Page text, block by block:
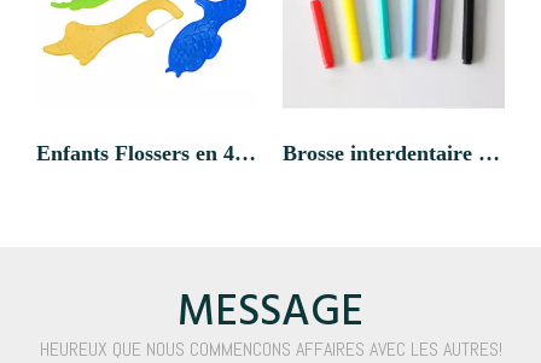
Enfants Flossers en 4 espèces d'animaux marins Brosse interdentaire simple jetable de taille différente
MESSAGE
HEUREUX QUE NOUS COMMENCONS AFFAIRES AVEC LES AUTRES!